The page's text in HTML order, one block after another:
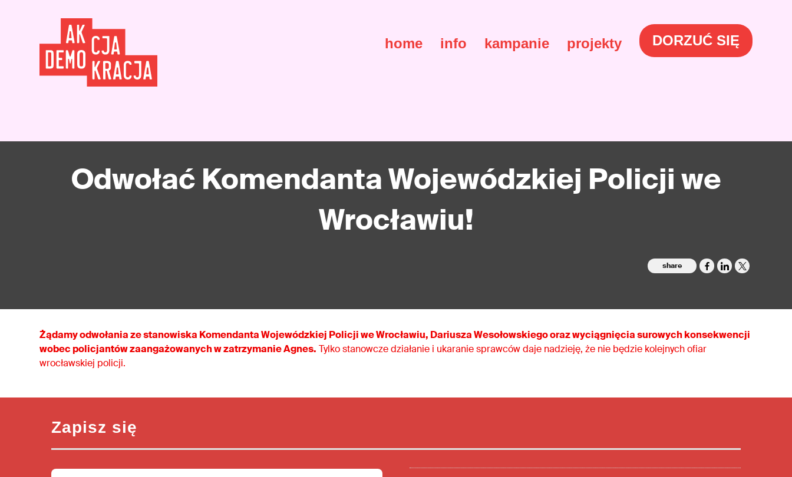
home info kampanie projekty DORZUĆ SIĘ
Odwołać Komendanta Wojewódzkiej Policji we
Wrocławiu!
share
Żądamy odwołania ze stanowiska Komendanta Wojewódzkiej Policji we Wrocławiu, Dariusza Wesołowskiego oraz wyciągnięcia surowych konsekwencji
wobec policjantów zaangażowanych w zatrzymanie Agnes. Tylko stanowcze działanie i ukaranie sprawców daje nadzieję, że nie będzie kolejnych ofiar
wrocławskiej policji.
Zapisz się